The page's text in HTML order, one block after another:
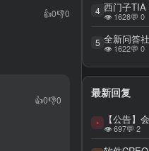
👍0👎0
👍0👎0
4 👁 1628💬 0
5 全新问答
👁 1622💬 0
最新回复
• 【公告】
👁 697💬 2